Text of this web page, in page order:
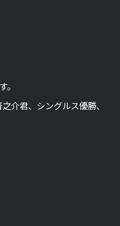
介君、シングルス優勝、